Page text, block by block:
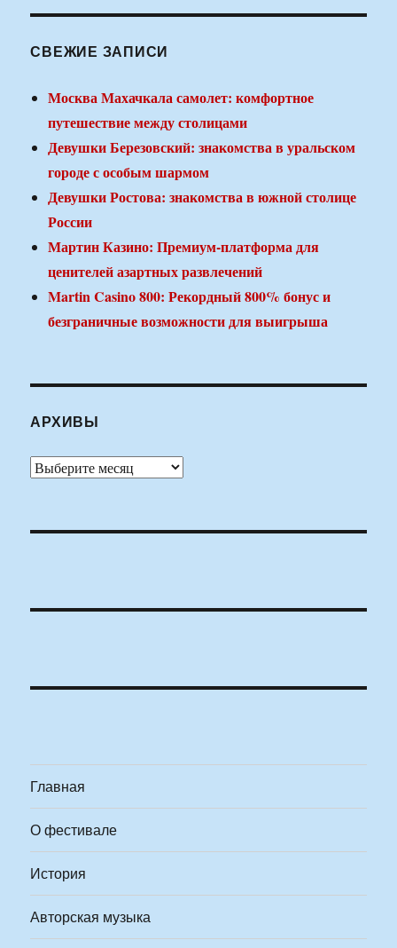
СВЕЖИЕ ЗАПИСИ
Москва Махачкала самолет: комфортное
путешествие между столицами
Девушки Березовский: знакомства в уральском
городе с особым шармом
Девушки Ростова: знакомства в южной столице
России
Мартин Казино: Премиум-платформа для
ценителей азартных развлечений
Martin Casino 800: Рекордный 800% бонус и
безграничные возможности для выигрыша
АРХИВЫ
Архивы
Главная
О фестивале
История
Авторская музыка